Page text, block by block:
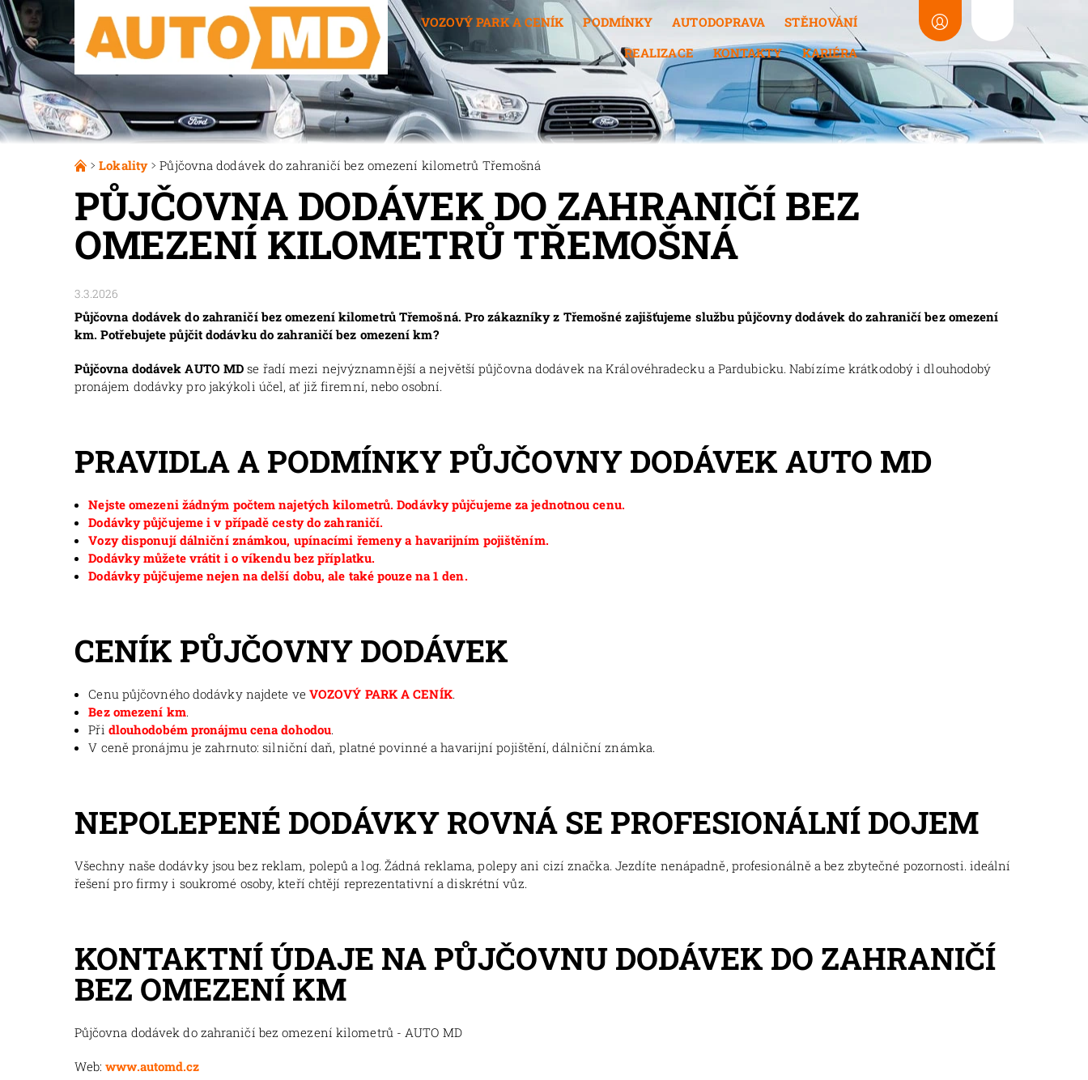
VOZOVÝ PARK A CENÍK PODMÍNKY AUTODOPRAVA
STĚHOVÁNÍ
REALIZACE
KONTAKTY KARIÉRA
Lokality Půjčovna dodávek do zahraničí bez omezení kilometrů Třemošná
PŮJČOVNA DODÁVEK DO ZAHRANIČÍ BEZ
OMEZENÍ KILOMETRŮ TŘEMOŠNÁ
3.3.2026
Půjčovna dodávek do zahraničí bez omezení kilometrů Třemošná. Pro zákazníky z Třemošné zajišťujeme službu půjčovny dodávek do zahraničí bez omezení
km. Potřebujete půjčit dodávku do zahraničí bez omezení km?
Půjčovna dodávek AUTO MDse řadí mezi nejvýznamnější a největší půjčovna dodávek na Královéhradecku a Pardubicku. Nabízíme krátkodobý i dlouhodobý
pronájem dodávky pro jakýkoli účel, ať již firemní, nebo osobní.
PRAVIDLA A PODMÍNKY PŮJČOVNY DODÁVEK AUTO MD
Nejste omezeni žádným počtem najetých kilometrů. Dodávky půjčujeme za jednotnou cenu.
Dodávky půjčujeme i v případě cesty do zahraničí.
Vozy disponují dálniční známkou, upínacími řemeny a havarijním pojištěním.
Dodávky můžete vrátit i o víkendu bez příplatku.
Dodávky půjčujeme nejen na delší dobu, ale také pouze na 1 den.
CENÍK PŮJČOVNY DODÁVEK
Cenu půjčovného dodávky najdete ve VOZOVÝ PARK A CENÍK.
Bez omezení km.
Při dlouhodobém pronájmu cena dohodou.
V ceně pronájmu je zahrnuto: silniční daň, platné povinné a havarijní pojištění, dálniční známka.
NEPOLEPENÉ DODÁVKY ROVNÁ SE PROFESIONÁLNÍ DOJEM
Všechny naše dodávky jsou bez reklam, polepů a log. Žádná reklama, polepy ani cizí značka. Jezdíte nenápadně, profesionálně a bez zbytečné pozornosti. ideální
řešení pro firmy i soukromé osoby, kteří chtějí reprezentativní a diskrétní vůz.
KONTAKTNÍ ÚDAJE NA PŮJČOVNU DODÁVEK DO ZAHRANIČÍ
BEZ OMEZENÍ KM
Půjčovna dodávek do zahraničí bez omezení kilometrů - AUTO MD
Web:www.automd.cz